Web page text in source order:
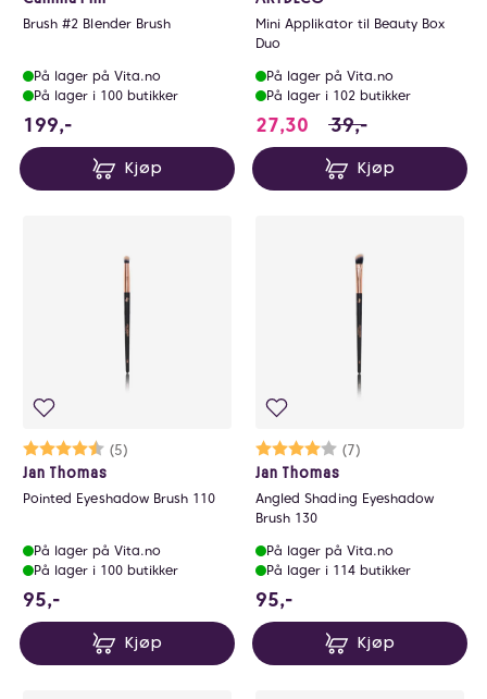
Brush #2 Blender Brush
På lager på Vita.no
På lager i 100 butikker
199,-
Kjøp
Mini Applikator til Beauty Box
Duo
På lager på Vita.no
På lager i 102 butikker
27,30 27.3 i stedet for 39
39,-
Kjøp
Karakter:
(5)
4.8 av 5 mulige
Jan Thomas
Pointed Eyeshadow Brush 110
På lager på Vita.no
På lager i 100 butikker
95,-
Kjøp
Karakter:
(7)
4.0 av 5 mulige
Jan Thomas
Angled Shading Eyeshadow
Brush 130
På lager på Vita.no
På lager i 114 butikker
95,-
Kjøp